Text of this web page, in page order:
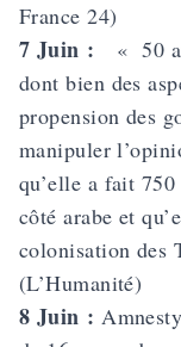
France 24)
7 Juin :
« 50
dont bien des
propension des
manipuler
qu’elle a fait
côté arabe et
colonisation des
(L’Humanité)
8 Juin :